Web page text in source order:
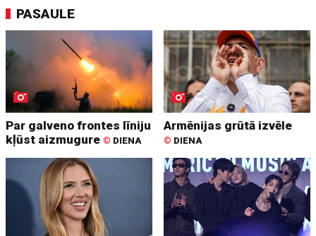
PASAULE
Par galveno frontes līniju
kļūst aizmugure © DIENA
Armēnijas grūtā izvēle
© DIENA